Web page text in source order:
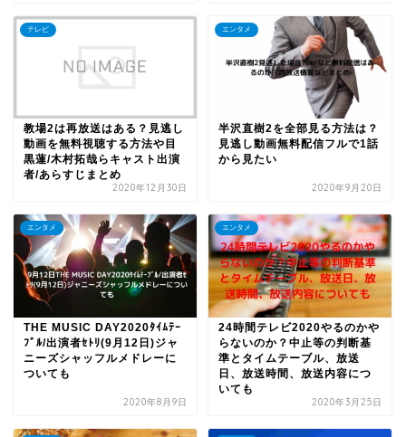
テレビ
教場2は再放送はある？見逃し
動画を無料視聴する方法や目
黒蓮/木村拓哉らキャスト出演
者/あらすじまとめ
2020年12月30日
エンタメ
半沢直樹2を全部見る方法は？
見逃し動画無料配信フルで1話
から見たい
2020年9月20日
エンタメ
THE MUSIC DAY2020ﾀｲﾑﾃｰ
ﾌﾞﾙ/出演者ｾﾄﾘ(9月12日)ジャ
ニーズシャッフルメドレーに
ついても
2020年8月9日
エンタメ
24時間テレビ2020やるのかや
らないのか？中止等の判断基
準とタイムテーブル、放送
日、放送時間、放送内容につ
いても
2020年3月25日